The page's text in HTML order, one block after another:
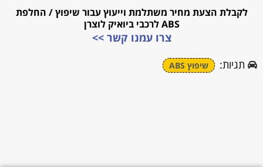
לקבלת הצעת מחיר משתלמת וייעוץ עבור שיפוץ / החלפת
ABS לרכבי ביואיק לוצרן
צרו עמנו קשר >>
תגיות:
שיפוץ ABS